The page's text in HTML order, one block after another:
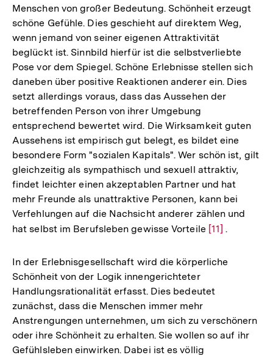
Menschen von großer Bedeutung. Schönheit erzeugt
schöne Gefühle. Dies geschieht auf direktem Weg,
wenn jemand von seiner eigenen Attraktivität
beglückt ist. Sinnbild hierfür ist die selbstverliebte
Pose vor dem Spiegel. Schöne Erlebnisse stellen sich
daneben über positive Reaktionen anderer ein. Dies
setzt allerdings voraus, dass das Aussehen der
betreffenden Person von ihrer Umgebung
entsprechend bewertet wird. Die Wirksamkeit guten
Aussehens ist empirisch gut belegt, es bildet eine
besondere Form "sozialen Kapitals". Wer schön ist, gilt
gleichzeitig als sympathisch und sexuell attraktiv,
findet leichter einen akzeptablen Partner und hat
mehr Freunde als unattraktive Personen, kann bei
Verfehlungen auf die Nachsicht anderer zählen und
hat selbst im Berufsleben gewisse Vorteile Zur
der
[11] .
In der Erlebnisgesellschaft wird die körperliche
Schönheit von der Logik innengerichteter
Handlungsrationalität erfasst. Dies bedeutet
zunächst, dass die Menschen immer mehr
Anstrengungen unternehmen, um sich zu verschönern
oder ihre Schönheit zu erhalten. Sie wollen so auf ihr
Gefühlsleben einwirken. Dabei ist es völlig